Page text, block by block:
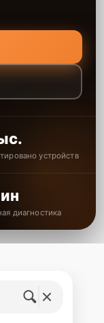
устройств
диагностика